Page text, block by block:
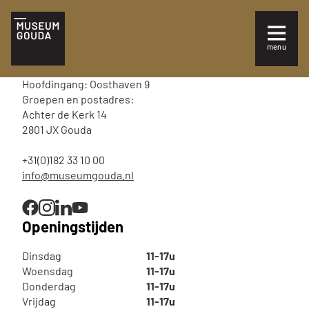
menu
NL
Sluiten
Plan je bezoek
Te zien en te doen
Collectie
Over Museum Gouda
Hoofdingang: Oosthaven 9
Groepen en postadres:
Achter de Kerk 14
2801 JX Gouda
+31(0)182 33 10 00
info@museumgouda.nl
Openingstijden
Dinsdag
11-17u
Woensdag
11-17u
Donderdag
11-17u
Vrijdag
11-17u